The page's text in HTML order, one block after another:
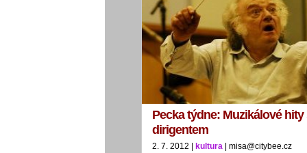
Pecka týdne: Muzikálové
dirigentem
2. 7. 2012 | kultura | misa@citybee.cz